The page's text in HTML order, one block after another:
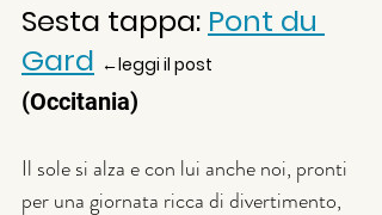
Sesta tappa: Pont du
Gard ←leggi il post
(Occitania)
Il sole si alza e con lui anche noi, pronti
per una giornata ricca di divertimento,